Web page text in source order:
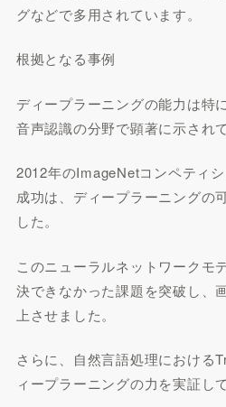
グなどで多用されています。
根拠となる事例
ディープラーニングの能力は特
音声認識の分野で顕著に示され
2012年のImageNetコンペティ
成功は、ディープラーニングの
した。
このニューラルネットワークモ
決できなかった課題を突破し、
上させました。
さらに、自然言語処理における
ィープラーニングの力を実証し